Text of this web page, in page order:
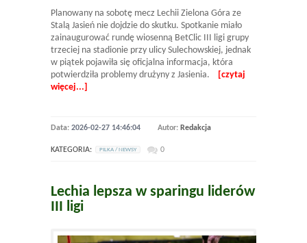
Planowany na sobotę mecz Lechii Zielona Góra ze
Stalą Jasień nie dojdzie do skutku. Spotkanie miało
zainaugurować rundę wiosenną BetClic III ligi grupy
trzeciej na stadionie przy ulicy Sulechowskiej, jednak
w piątek pojawiła się oficjalna informacja, która
potwierdziła problemy drużyny z Jasienia.
[czytaj
więcej...]
Data: 2026-02-27 14:46:04 Autor: Redakcja
KATEGORIA: PILKA / NEWSY 0
Lechia lepsza w sparingu liderów
III ligi